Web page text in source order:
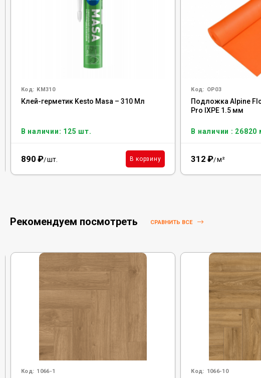
Код: KM310
Клей-герметик Kesto Masa – 310 Мл
В наличии: 125 шт.
890 ₽/шт. В корзину
Код: OP03
Подложка Alpine
Pro IXPE 1.5 мм
В наличии : 26820
312 ₽/м²
Рекомендуем посмотреть СРАВНИТЬ ВСЕ
Код: 1066-1 Код: 1066-10